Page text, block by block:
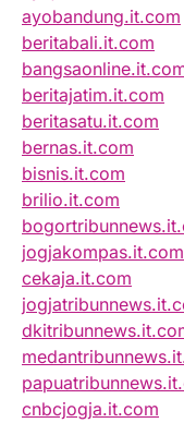
ayobandung.it.com
beritabali.it.com
beritajatim.it.com
beritasatu.it.com
bernas.it.com
bisnis.it.com
brilio.it.com
jogjakompas.it.com
cekaja.it.com
cnbcjogja.it.com